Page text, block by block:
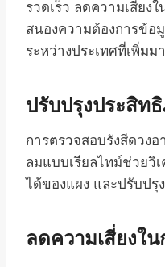
รวดเร็ว ลดความเสี่ยง
สนองความต้องการข้อ
ระหว่างประเทศที่เพิ่มม
ปรับปรุงประสิท
การตรวจสอบรังสีดวง
ลมแบบเรียลไทม์ช่วยวิ
ได้ของแผง และปรับปรุ
ลดความเสี่ยงใ